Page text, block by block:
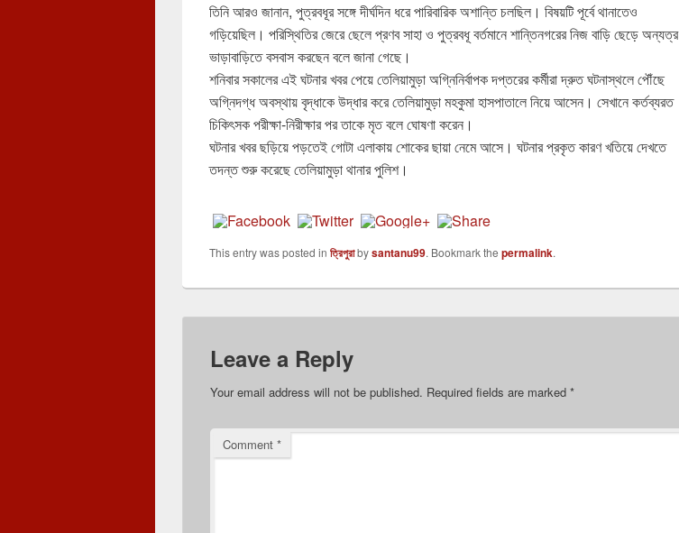
তিনি আরও জানান, পুত্রবধূর সঙ্গে দীর্ঘদিন ধরে পারিবারিক অশান্তি চলছিল। বিষয়টি পূর্বে থানাতেও
গড়িয়েছিল। পরিস্থিতির জেরে ছেলে প্রণব সাহা ও পুত্রবধূ বর্তমানে শান্তিনগরের নিজ বাড়ি ছেড়ে অন্যত্র
ভাড়াবাড়িতে বসবাস করছেন বলে জানা গেছে।
শনিবার সকালের এই ঘটনার খবর পেয়ে তেলিয়ামুড়া অগ্নিনির্বাপক দপ্তরের কর্মীরা দ্রুত ঘটনাস্থলে পৌঁছে
অগ্নিদগ্ধ অবস্থায় বৃদ্ধাকে উদ্ধার করে তেলিয়ামুড়া মহকুমা হাসপাতালে নিয়ে আসেন। সেখানে কর্তব্যরত
চিকিৎসক পরীক্ষা-নিরীক্ষার পর তাকে মৃত বলে ঘোষণা করেন।
ঘটনার খবর ছড়িয়ে পড়তেই গোটা এলাকায় শোকের ছায়া নেমে আসে। ঘটনার প্রকৃত কারণ খতিয়ে দেখতে
তদন্ত শুরু করেছে তেলিয়ামুড়া থানার পুলিশ।
This entry was posted in ত্রিপুরাbysantanu99. Bookmark the permalink.
Leave a Reply
Your email address will not be published. Required fields are marked *
Comment *